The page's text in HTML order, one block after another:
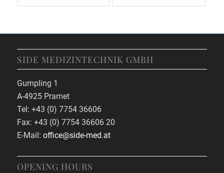
SIDE MEDIZINTECHNIK GMBH
Gumpling 1
A-4925 Pramet
Tel: +43 (0) 7754 36606
Fax: +43 (0) 7754 36606 20
E-Mail: office@side-med.at
OPENING HOURS